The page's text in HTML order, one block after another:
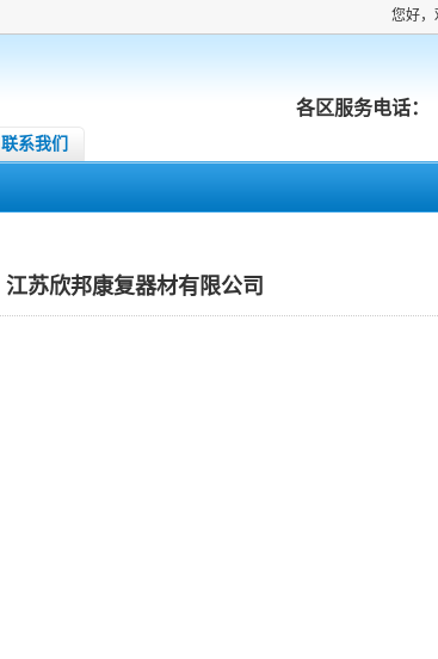
您好，
各区服务电话：
联系我们
江苏欣邦康复器材有限公司